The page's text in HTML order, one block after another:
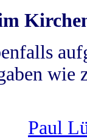
wie
Paul